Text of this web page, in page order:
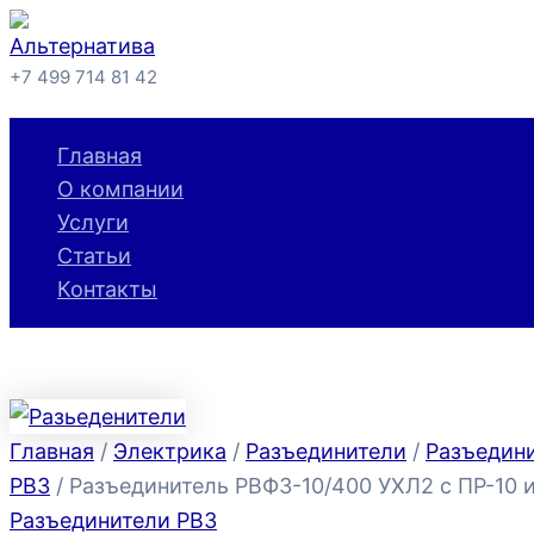
Перейти
к
содержимому
+7 499 714 81 42
Главная
О компании
Услуги
Статьи
Контакты
Главная / Электрика / Разъединители /
РВЗ / Разъединитель РВФЗ-10/400 УХЛ2 с ПР-10
Разъединители РВЗ